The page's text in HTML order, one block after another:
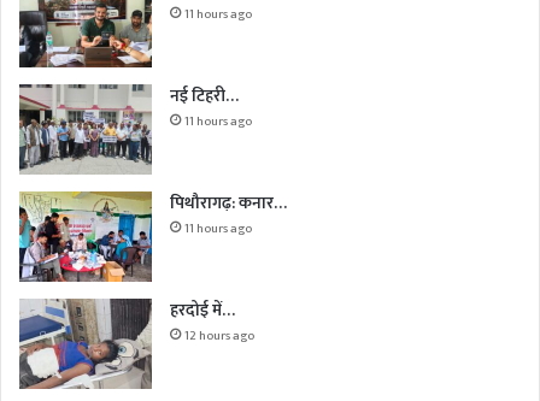
11 hours ago
नई टिहरी…
11 hours ago
पिथौरागढ़: कनार…
11 hours ago
हरदोई में…
12 hours ago